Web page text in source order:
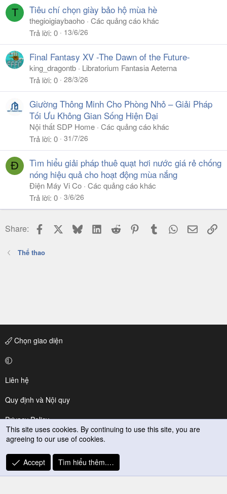
T Tiêu chí chọn giày bảo hộ mùa hè
thegioigiaybaoho Các quảng cáo khác
Trả lời 0 13/6/26
Final Fantasy XV -The Dawn of the Future-
king_dragontb
Libratorium Fantasia Aeterna
Trả lời 0 28/3/26
Giường Thông Minh Cho Phòng Nhỏ – Giải Pháp
Tối Ưu Không Gian Sống Hiện Đại
Nội thất SDP Home Các quảng cáo khác
Trả lời 0 31/7/26
Đ
Tìm hiểu giải pháp thuê quạt hơi nước giá rẻ chống
nóng hiệu quả cho hoạt động mùa nắng
Điện Máy Vi Co Các quảng cáo khác
Trả lời 0 3/6/26
Share: Facebook BlueskyLinkedIn
Reddit PinterestTumblr WhatsApp
Email
Thể thao
Chọn giao diện
Liên hệ
Quy định và Nội quy
Privacy Policy
Trợ giúp
R
S
This site uses cookies. By continuing to use this site, you are
agreeing to our use of cookies.
Accept Tìm hiểu thêm.…